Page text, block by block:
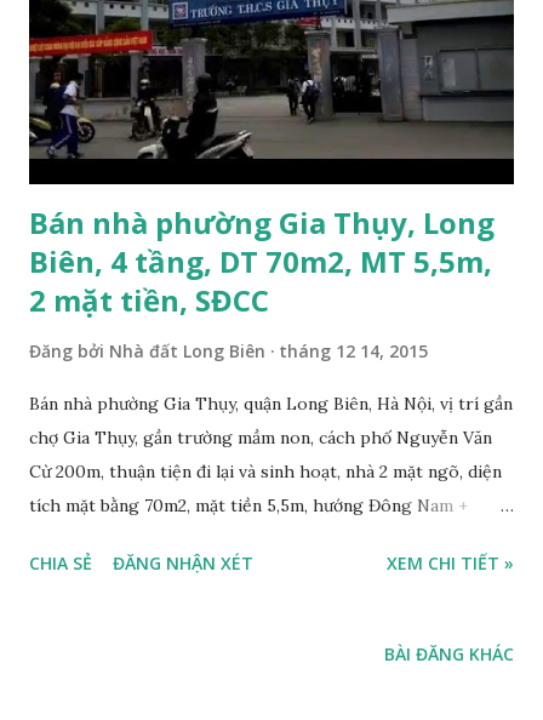
Bán nhà phường Gia Thụy, Long
Biên, 4 tầng, DT 70m2, MT 5,5m,
2 mặt tiền, SĐCC
Đăng bởi Nhà đất Long Biên tháng 12 14, 2015
Bán nhà phường Gia Thụy, quận Long Biên, Hà Nội, vị trí gần
chợ Gia Thụy, gần trường mầm non, cách phố Nguyễn Văn
Cừ 200m, thuận tiện đi lại và sinh hoạt, nhà 2 mặt ngõ, diện
tích mặt bằng 70m2, mặt tiền 5,5m, hướng Đông Nam +
khách, 1 phòng bếp, 1 phòng thờ, 1 sân phơi, 3WC, sổ đỏ
Trường THCS Gia Thụy, Long Biên, gần Tòa nhà Plaschem -
CHIA SẺ ĐĂNG NHẬN XÉT XEM CHI TIẾT »
BÀI ĐĂNG KHÁC